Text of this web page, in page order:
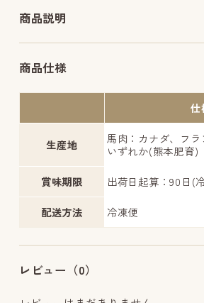
商品説明
商品仕様
仕
生産地
馬肉：カナダ、フ
いずれか(熊本肥育)
賞味期限 出荷日起算：90日(
配送方法 冷凍便
レビュー（0）